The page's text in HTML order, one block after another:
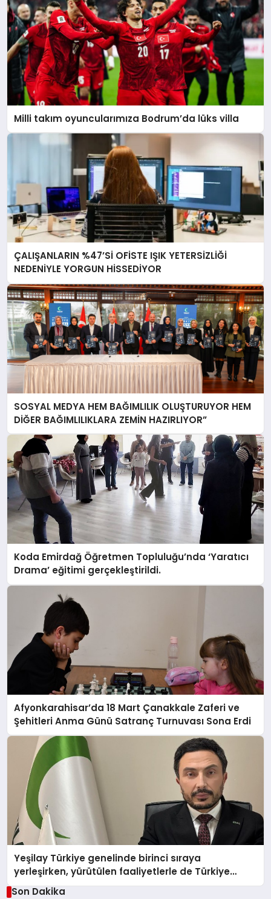
Milli takım oyuncularımıza Bodrum’da lüks villa
ÇALIŞANLARIN %47’Sİ OFİSTE IŞIK YETERSİZLİĞİ
NEDENİYLE YORGUN HİSSEDİYOR
SOSYAL MEDYA HEM BAĞIMLILIK OLUŞTURUYOR HEM
DİĞER BAĞIMLILIKLARA ZEMİN HAZIRLIYOR”
Koda Emirdağ Öğretmen Topluluğu’nda ‘Yaratıcı
Drama’ eğitimi gerçekleştirildi.
Afyonkarahisar’da 18 Mart Çanakkale Zaferi ve
Şehitleri Anma Günü Satranç Turnuvası Sona Erdi
Yeşilay Türkiye genelinde birinci sıraya
yerleşirken, yürütülen faaliyetlerle de Türkiye
üçüncüsü oldu.
Son Dakika